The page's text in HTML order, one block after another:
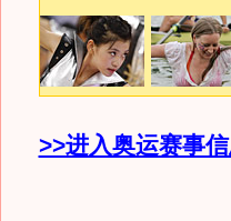
>>进入奥运赛事